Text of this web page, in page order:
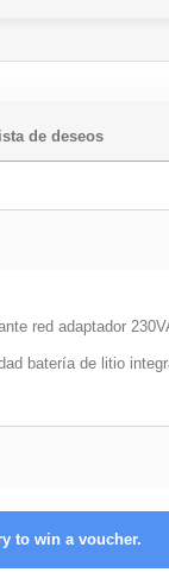
de deseos
red adaptador
batería de litio
to win a voucher.